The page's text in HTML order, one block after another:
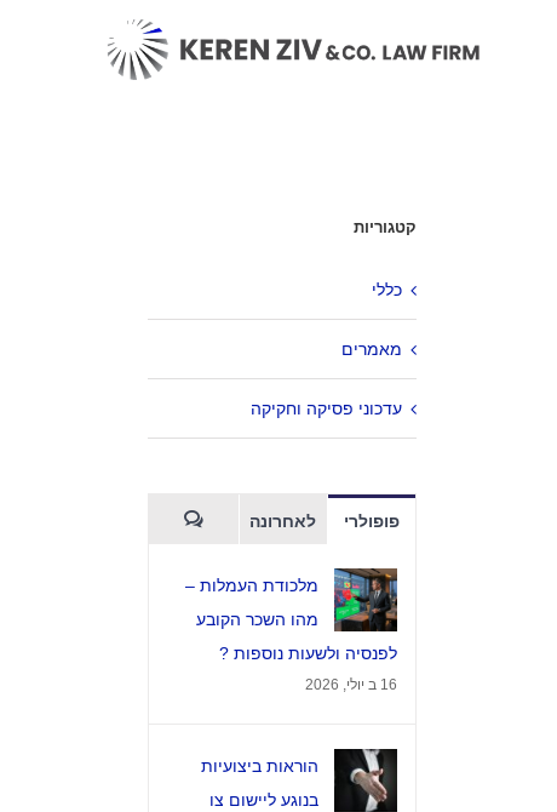
קטגוריות
כללי
מאמרים
עדכוני פסיקה וחקיקה
פופולרי לאחרונה
מלכודת העמלות –
מהו השכר הקובע
לפנסיה ולשעות נוספות ?
16 ב יולי, 2026
הוראות ביצועיות
בנוגע ליישום צו